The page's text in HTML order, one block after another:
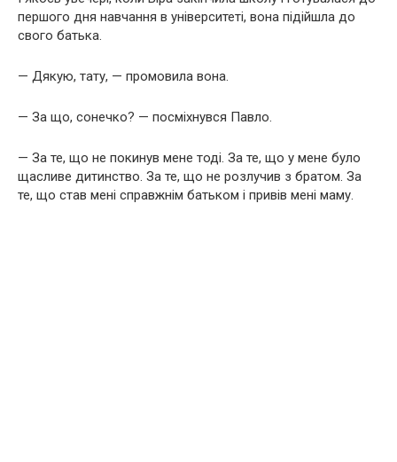
першого дня навчання в університеті, вона підійшла до
свого батька.
— Дякую, тату, — промовила вона.
— За що, сонечко? — посміхнувся Павло.
— За те, що не покинув мене тоді. За те, що у мене було
щасливе дитинство. За те, що не розлучив з братом. За
те, що став мені справжнім батьком і привів мені маму.